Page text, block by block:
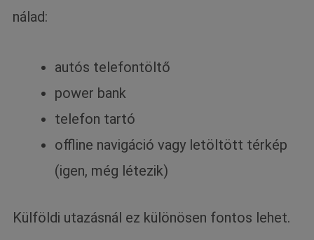
nálad:
autós telefontöltő
power bank
telefon tartó
offline navigáció vagy letöltött térkép
(igen, még létezik)
Külföldi utazásnál ez különösen fontos lehet.